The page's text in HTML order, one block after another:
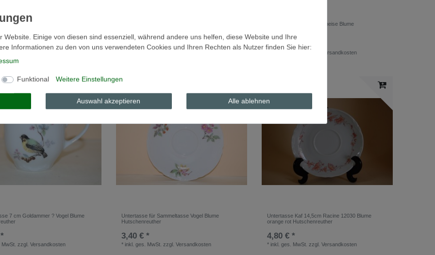
3- Loch Racine 12030 Blume orange
9,90 € *
Sammeltasse 7 cm Blaumeise Blume
9,90 € *
Versandkosten
7 cm Goldammer ? Vogel Blume
zzgl.Versandkosten
Untertasse für Sammeltasse Vogel Blume
Hutschenreuther
3,40 € *
* inkl. ges. MwSt. zzgl.Versandkosten
Untertasse Kaf 14,5cm Racine 12030 Blume
orange rot Hutschenreuther
4,80 € *
* inkl. ges. MwSt. zzgl.Versandkosten
Website. Einige von diesen sind essenziell, während andere uns helfen, diese Website und Ihre
Informationen zu den von uns verwendeten Cookies und Ihren Rechten als Nutzer finden Sie hier:
Funktional Weitere Einstellungen
Auswahl akzeptieren Alle ablehnen